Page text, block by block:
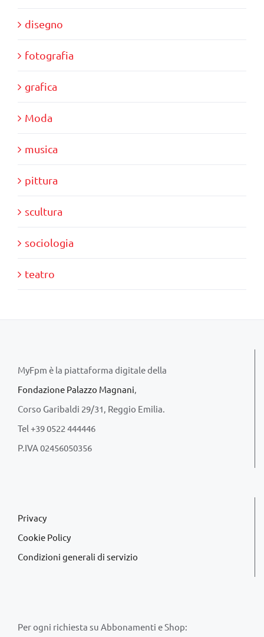
disegno
fotografia
grafica
Moda
musica
pittura
scultura
sociologia
teatro
MyFpm è la piattaforma digitale della
Fondazione Palazzo Magnani,
Corso Garibaldi 29/31, Reggio Emilia.
Tel +39 0522 444446
P.IVA 02456050356
Privacy
Cookie Policy
Condizioni generali di servizio
Per ogni richiesta su Abbonamenti e Shop: